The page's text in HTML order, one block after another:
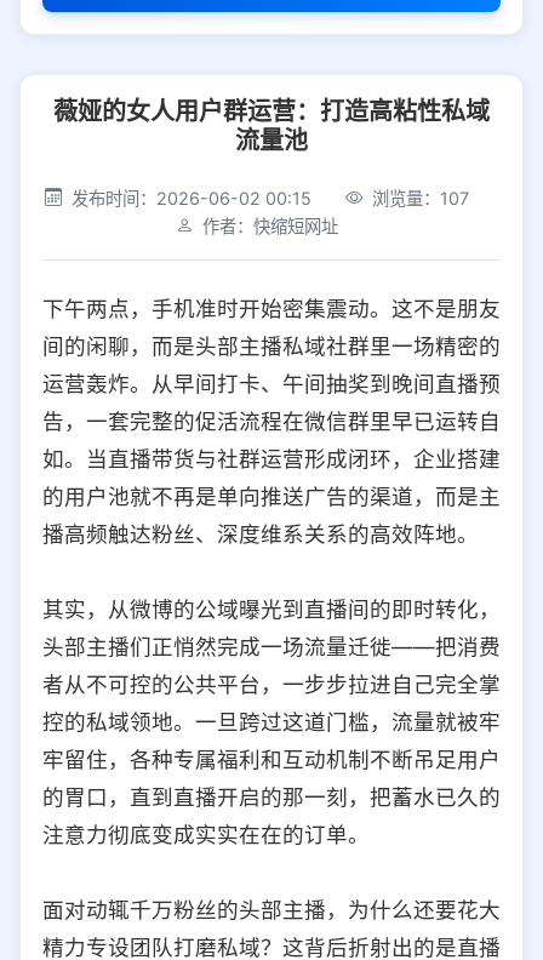
访问密码
社交平台 电商平台
选择防红平台类型，避免链接被拦截
平台设置
iOS Android PC 其他
选择允许访问的平台类型
薇娅的女人用户群运营：打造高粘性私域
流量池
发布时间：2026-06-02 00:15
浏览量：107
作者：快缩短网址
下午两点，手机准时开始密集震动。这不是朋友
间的闲聊，而是头部主播私域社群里一场精密的
运营轰炸。从早间打卡、午间抽奖到晚间直播预
告，一套完整的促活流程在微信群里早已运转自
如。当直播带货与社群运营形成闭环，企业搭建
的用户池就不再是单向推送广告的渠道，而是主
播高频触达粉丝、深度维系关系的高效阵地。
其实，从微博的公域曝光到直播间的即时转化，
头部主播们正悄然完成一场流量迁徙——把消费
者从不可控的公共平台，一步步拉进自己完全掌
控的私域领地。一旦跨过这道门槛，流量就被牢
牢留住，各种专属福利和互动机制不断吊足用户
的胃口，直到直播开启的那一刻，把蓄水已久的
注意力彻底变成实实在在的订单。
面对动辄千万粉丝的头部主播，为什么还要花大
精力专设团队打磨私域？这背后折射出的是直播